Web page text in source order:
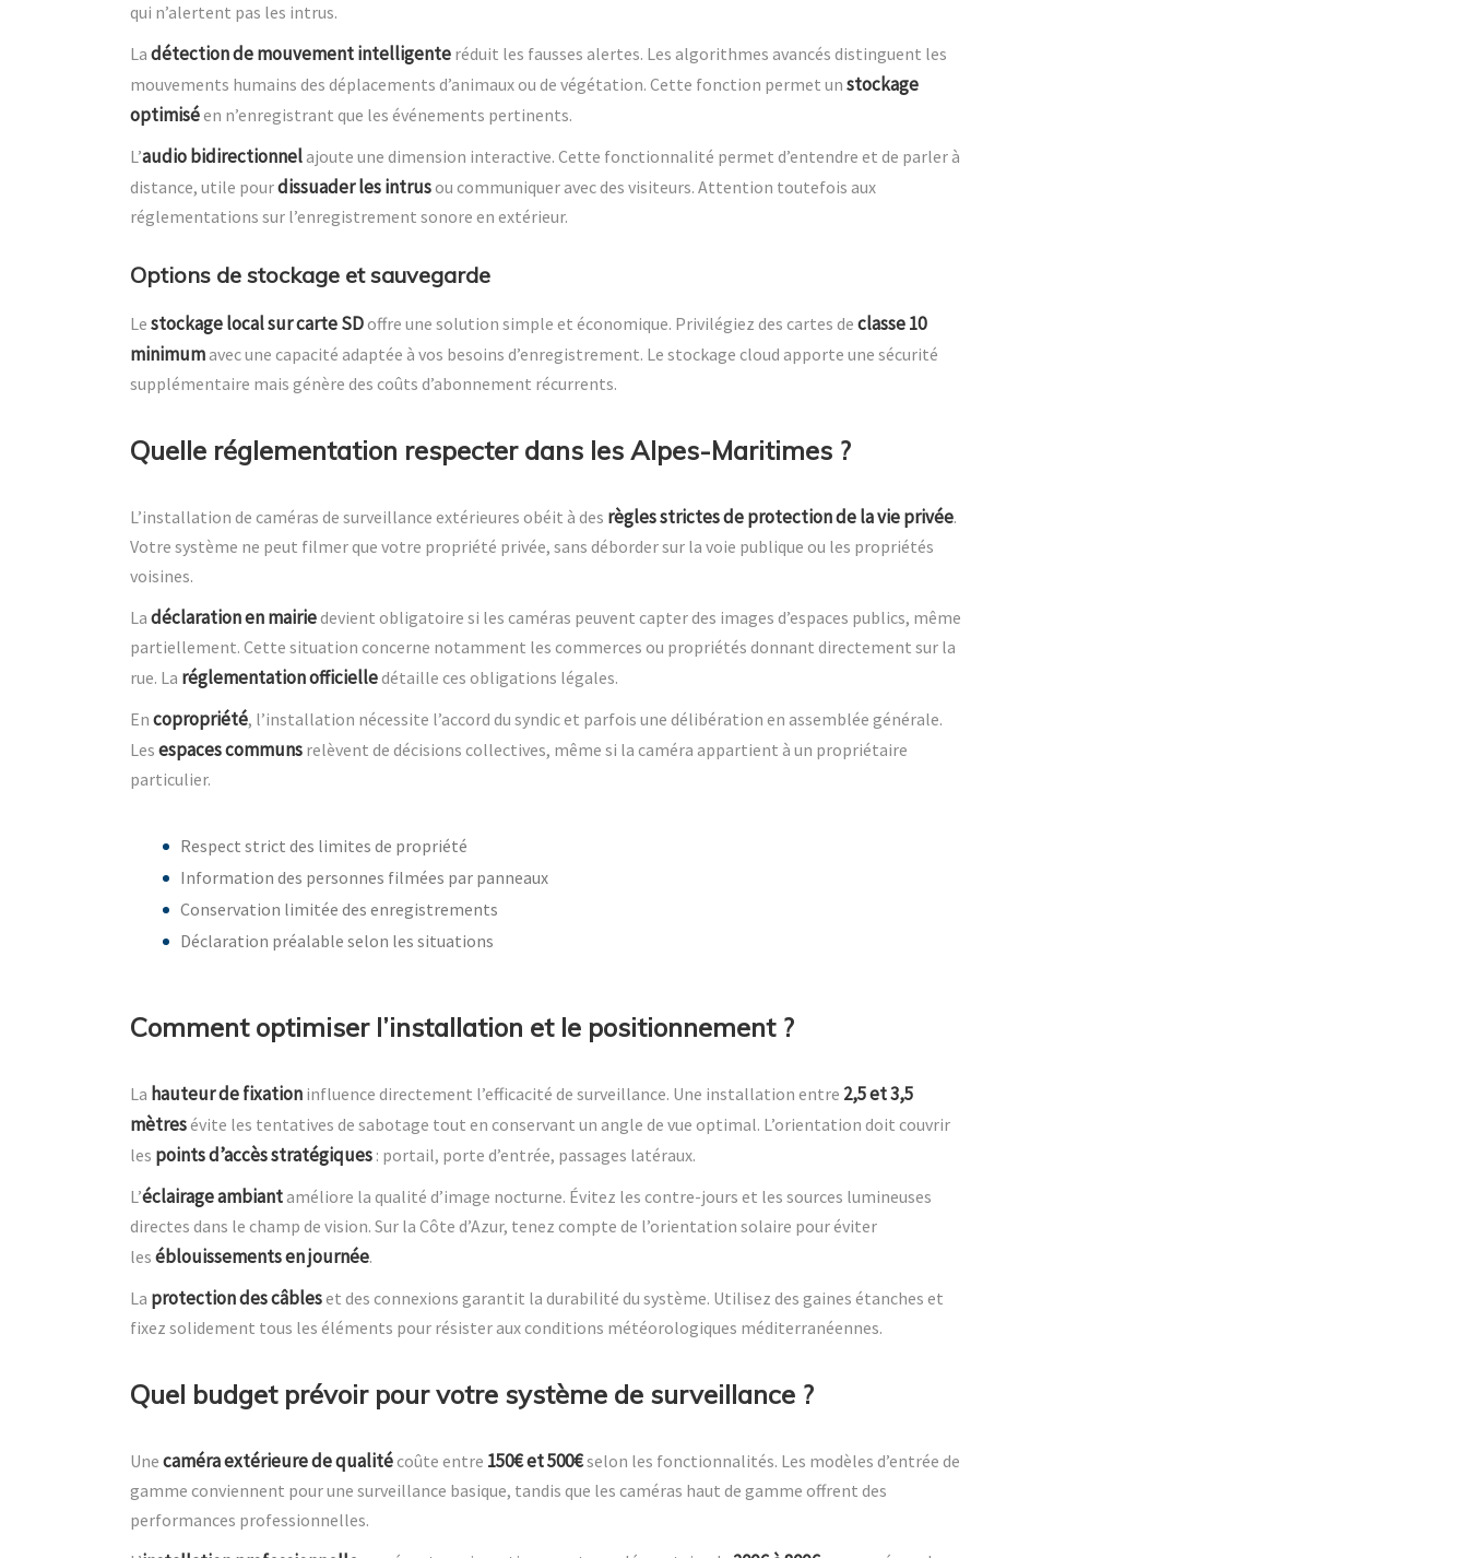
qui n’alertent pas les intrus.
La détection de mouvement intelligente réduit les fausses alertes. Les algorithmes avancés distinguent les
mouvements humains des déplacements d’animaux ou de végétation. Cette fonction permet un stockage
optimiséen n’enregistrant que les événements pertinents.
L’audio bidirectionnelajoute une dimension interactive. Cette fonctionnalité permet d’entendre et de parler à
distance, utile pourdissuader les intrusou communiquer avec des visiteurs. Attention toutefois aux
réglementations sur l’enregistrement sonore en extérieur.
Options de stockage et sauvegarde
Le stockage local sur carte SDoffre une solution simple et économique. Privilégiez des cartes de classe 10
minimumavec une capacité adaptée à vos besoins d’enregistrement. Le stockage cloud apporte une sécurité
supplémentaire mais génère des coûts d’abonnement récurrents.
Quelle réglementation respecter dans les Alpes-Maritimes ?
L’installation de caméras de surveillance extérieures obéit à des règles strictes de protection de la vie privée.
Votre système ne peut filmer que votre propriété privée, sans déborder sur la voie publique ou les propriétés
voisines.
La déclaration en mairiedevient obligatoire si les caméras peuvent capter des images d’espaces publics, même
partiellement. Cette situation concerne notamment les commerces ou propriétés donnant directement sur la
rue. La réglementation officielledétaille ces obligations légales.
En copropriété, l’installation nécessite l’accord du syndic et parfois une délibération en assemblée générale.
Les espaces communs relèvent de décisions collectives, même si la caméra appartient à un propriétaire
particulier.
Respect strict des limites de propriété
Information des personnes filmées par panneaux
Conservation limitée des enregistrements
Déclaration préalable selon les situations
Comment optimiser l’installation et le positionnement ?
La hauteur de fixation influence directement l’efficacité de surveillance. Une installation entre 2,5 et 3,5
mètresévite les tentatives de sabotage tout en conservant un angle de vue optimal. L’orientation doit couvrir
les points d’accès stratégiques : portail, porte d’entrée, passages latéraux.
L’éclairage ambiantaméliore la qualité d’image nocturne. Évitez les contre-jours et les sources lumineuses
directes dans le champ de vision. Sur la Côte d’Azur, tenez compte de l’orientation solaire pour éviter
les éblouissements en journée.
La protection des câbleset des connexions garantit la durabilité du système. Utilisez des gaines étanches et
fixez solidement tous les éléments pour résister aux conditions météorologiques méditerranéennes.
Quel budget prévoir pour votre système de surveillance ?
Une caméra extérieure de qualitécoûte entre 150€ et 500€selon les fonctionnalités. Les modèles d’entrée de
gamme conviennent pour une surveillance basique, tandis que les caméras haut de gamme offrent des
performances professionnelles.